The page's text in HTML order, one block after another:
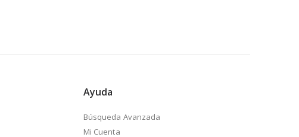
Ayuda
Búsqueda Avanzada
Mi Cuenta